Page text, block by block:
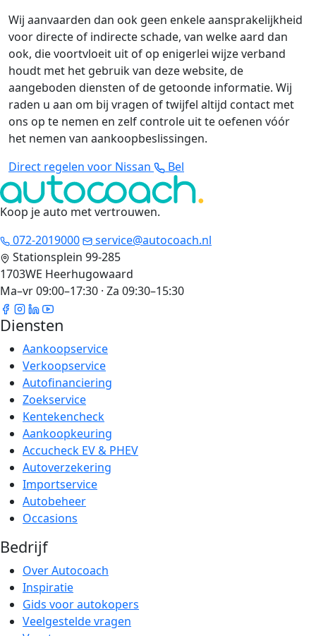
Wij aanvaarden dan ook geen enkele aansprakelijkheid
voor directe of indirecte schade, van welke aard dan
ook, die voortvloeit uit of op enigerlei wijze verband
houdt met het gebruik van deze website, de
aangeboden diensten of de getoonde informatie. Wij
raden u aan om bij vragen of twijfel altijd contact met
ons op te nemen en zelf controle uit te oefenen vóór
het nemen van aankoopbeslissingen.
Direct regelen voor Nissan
Bel
Koop je auto met vertrouwen.
072-2019000
service@autocoach.nl
Stationsplein 99-285
1703WE Heerhugowaard
Ma–vr 09:00–17:30 · Za 09:30–15:30
Diensten
Aankoopservice
Verkoopservice
Autofinanciering
Zoekservice
Kentekencheck
Aankoopkeuring
Accucheck EV & PHEV
Autoverzekering
Importservice
Autobeheer
Occasions
Bedrijf
Over Autocoach
Inspiratie
Gids voor autokopers
Veelgestelde vragen